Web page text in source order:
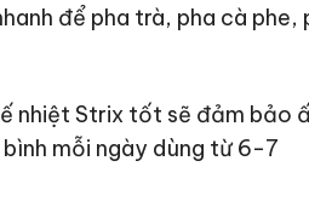
để pha trà, pha cà phe,
nhiệt Strix tốt sẽ đảm bảo
bình mỗi ngày dùng từ 6-7